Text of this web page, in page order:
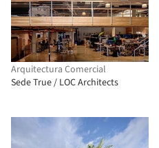
Arquitectura Comercial
Sede True / LOC Architects